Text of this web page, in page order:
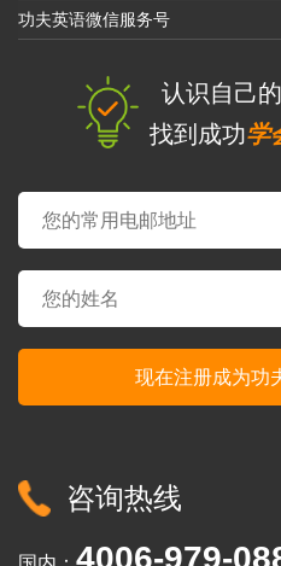
功夫英语微信服务号
认识自己
找到成功学
咨询热线